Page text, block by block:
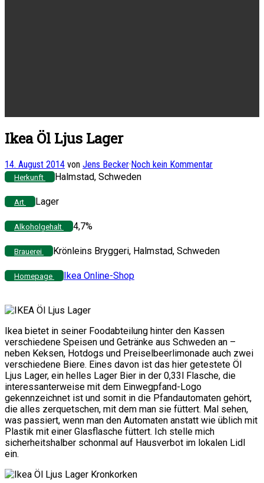
Ikea Öl Ljus Lager
14. August 2014 von Jens Becker· Noch kein Kommentar
Herkunft Halmstad, Schweden
Art Lager
Alkoholgehalt 4,7%
Brauerei Krönleins Bryggeri, Halmstad, Schweden
Homepage Ikea Online-Shop
Ikea bietet in seiner Foodabteilung hinter den Kassen
verschiedene Speisen und Getränke aus Schweden an –
neben Keksen, Hotdogs und Preiselbeerlimonade auch zwei
verschiedene Biere. Eines davon ist das hier getestete Öl
Ljus Lager, ein helles Lager Bier in der 0,33l Flasche, die
interessanterweise mit dem Einwegpfand-Logo
gekennzeichnet ist und somit in die Pfandautomaten gehört,
die alles zerquetschen, mit dem man sie füttert. Mal sehen,
was passiert, wenn man den Automaten anstatt wie üblich mit
Plastik mit einer Glasflasche füttert. Ich stelle mich
sicherheitshalber schonmal auf Hausverbot im lokalen Lidl
ein.